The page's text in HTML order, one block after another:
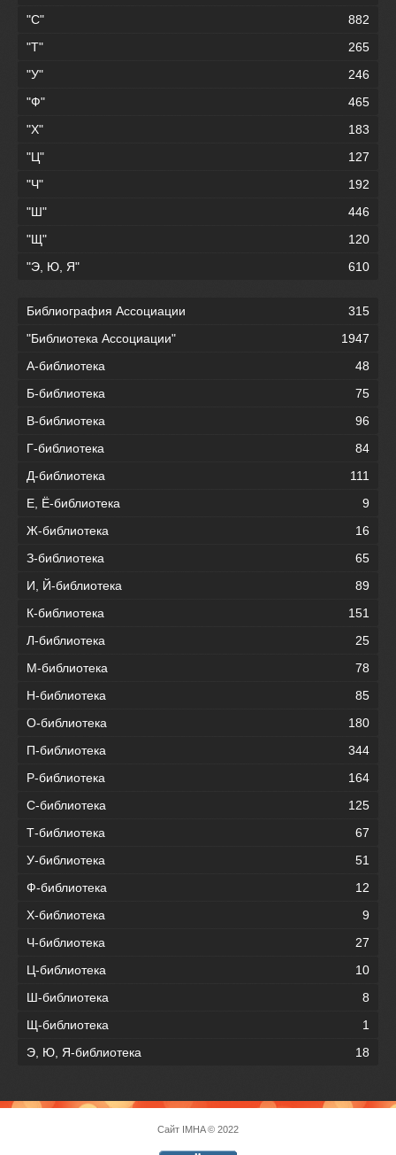
"С"
882
"Т"
265
"У"
246
"Ф"
465
"Х"
183
"Ц"
127
"Ч"
192
"Ш"
446
"Щ"
120
"Э, Ю, Я"
610
Библиография Ассоциации
315
"Библиотека Ассоциации"
1947
А-библиотека
48
Б-библиотека
75
В-библиотека
96
Г-библиотека
84
Д-библиотека
111
Е, Ё-библиотека
9
Ж-библиотека
16
З-библиотека
65
И, Й-библиотека
89
К-библиотека
151
Л-библиотека
25
М-библиотека
78
Н-библиотека
85
О-библиотека
180
П-библиотека
344
Р-библиотека
164
С-библиотека
125
Т-библиотека
67
У-библиотека
51
Ф-библиотека
12
Х-библиотека
9
Ч-библиотека
27
Ц-библиотека
10
Ш-библиотека
8
Щ-библиотека
1
Э, Ю, Я-библиотека
18
Сайт IMHA© 2022